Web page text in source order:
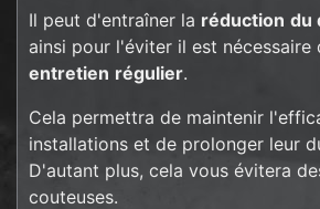
Il peut d'entraîner la réduction du
ainsi pour l'éviter il est nécessaire
entretien régulier.
Cela permettra de maintenir
installations et de prolonger leur
D'autant plus, cela vous évitera
couteuses.